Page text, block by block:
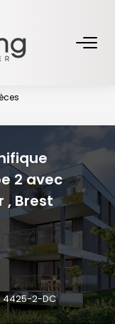
2 avec
, Brest
4425-2-DC